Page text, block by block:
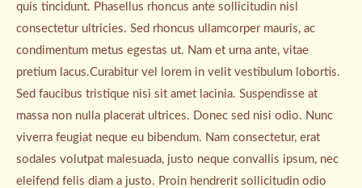
quis tincidunt. Phasellus rhoncus ante sollicitudin nisl
consectetur ultricies. Sed rhoncus ullamcorper mauris, ac
condimentum metus egestas ut. Nam et urna ante, vitae
pretium lacus.Curabitur vel lorem in velit vestibulum lobortis.
Sed faucibus tristique nisi sit amet lacinia. Suspendisse at
massa non nulla placerat ultrices. Donec sed nisi odio. Nunc
viverra feugiat neque eu bibendum. Nam consectetur, erat
sodales volutpat malesuada, justo neque convallis ipsum, nec
eleifend felis diam a justo. Proin hendrerit sollicitudin odio